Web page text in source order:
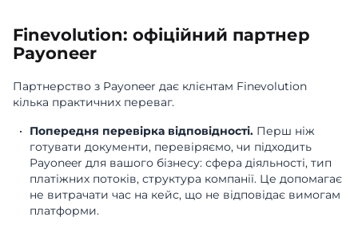
Finevolution: офіційний партнер
Payoneer
Партнерство з Payoneer дає клієнтам Finevolution
кілька практичних переваг.
Попередня перевірка відповідності. Перш ніж
готувати документи, перевіряємо, чи підходить
Payoneer для вашого бізнесу: сфера діяльності, тип
платіжних потоків, структура компанії. Це допомагає
не витрачати час на кейс, що не відповідає вимогам
платформи.